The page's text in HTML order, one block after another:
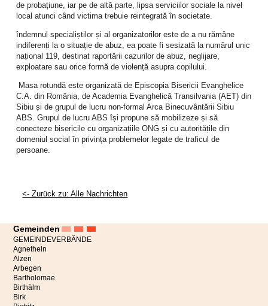
So zeigt etwa eine große Untersuchung des National Marriage Project in den
USA, dass Paare, die regelmäßig gemeinsam religiöse Praktiken pflegen,
deutlich häufiger von stabilen und glücklichen Beziehungen berichten als
Paare ohne gemeinsame spirituelle Praxis. Auch europäische Studien
kommen zu ähnlichen Ergebnissen: Nicht der bloße Glaube ist entscheidend,
sondern der gemeinsam gelebte Glaube.
Warum gemeinsamer Glaube Beziehungen stärken kann
Aus seelsorgerlicher Perspektive lassen sich mehrere Gründe nennen,
warum eine gemeinsame Spiritualität für Paare hilfreich sein kann.
1. Eine gemeinsame Deutung des Lebens
Paare, die glauben, teilen oft eine größere Perspektive. Fragen nach Sinn,
2. Vergebung wird eingeübt
in Beziehungen zu leben. Wer weiß, dass er selbst von Gott getragen und
angenommen ist, kann oft auch leichter wieder auf den anderen zugehen.
3. Rituale geben Halt
Rituale strukturieren das Leben. Ein gemeinsames Gebet, ein Segen vor dem
Schlafengehen oder der regelmäßige Gottesdienstbesuch können kleine
Ankerpunkte sein, die den Alltag erden. Solche Rituale wirken oft
de probațiune, iar pe de altă parte, lipsa serviciilor sociale la nivel
local atunci când victima trebuie reintegrată în societate.
îndemnul specialiștilor și al organizatorilor este de a nu rămâne
indiferenți la o situație de abuz, ea poate fi sesizată la numărul unic
național 119, destinat raportării cazurilor de abuz, neglijare,
exploatare sau orice formă de violență asupra copilului.
Masa rotundă este organizată de Episcopia Bisericii Evanghelice
C.A. din România, de Academia Evanghelică Transilvania (AET) din
Sibiu și de grupul de lucru non-formal Arca Binecuvântării Sibiu
ABS. Grupul de lucru ABS își propune să mobilizeze și să
conecteze bisericile cu organizațiile ONG și cu autoritățile din
domeniul social în privința problemelor legate de traficul de
persoane.
<- Zurück zu: Alle Nachrichten
Gemeinden
GEMEINDEVERBÄNDE
Agnetheln
Alzen
Arbegen
Bartholomae
Birthälm
Birk